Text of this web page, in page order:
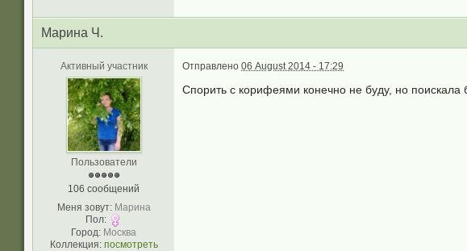
Марина Ч.
Активный участник
Пользователи
106 сообщений
Меня зовут: Марина
Пол:
Город: Москва
Коллекция: посмотреть
Отправлено 06 August 2014 - 17:29
Спорить с корифеями конечно не буду, но